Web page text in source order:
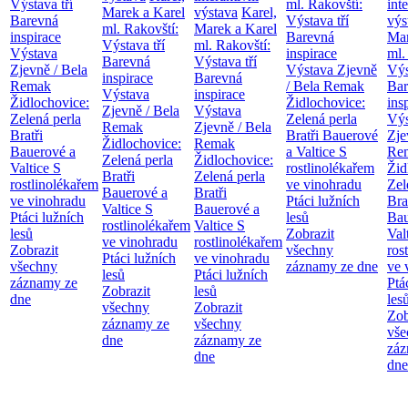
Výstava tří
Barevná
inspirace
Výstava
Zjevně / Bela
Remak
Židlochovice:
Zelená perla
Bratři
Bauerové a
Valtice S
rostlinolékařem
ve vinohradu
Ptáci lužních
lesů
Zobrazit
všechny
záznamy ze
dne
Marek a Karel
ml. Rakovští:
Výstava tří
Barevná
inspirace
Výstava
Zjevně / Bela
Remak
Židlochovice:
Zelená perla
Bratři
Bauerové a
Valtice S
rostlinolékařem
ve vinohradu
Ptáci lužních
lesů
Zobrazit
všechny
záznamy ze
dne
výstava Karel,
Marek a Karel
ml. Rakovští:
Výstava tří
Barevná
inspirace
Výstava
Zjevně / Bela
Remak
Židlochovice:
Zelená perla
Bratři
Bauerové a
Valtice S
rostlinolékařem
ve vinohradu
Ptáci lužních
lesů
Zobrazit
všechny
záznamy ze
dne
ml. Rakovští:
Výstava tří
Barevná
inspirace
Výstava Zjevně
/ Bela Remak
Židlochovice:
Zelená perla
Bratři Bauerové
a Valtice S
rostlinolékařem
ve vinohradu
Ptáci lužních
lesů
Zobrazit
všechny
záznamy ze dne
ml.
ve
dne